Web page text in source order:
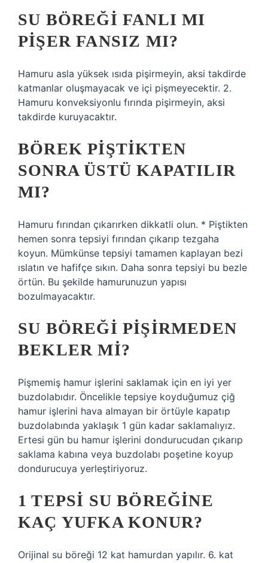
SU BÖREĞI FANLI MI
PIŞER FANSIZ MI?
Hamuru asla yüksek ısıda pişirmeyin, aksi takdirde
katmanlar oluşmayacak ve içi pişmeyecektir. 2.
Hamuru konveksiyonlu fırında pişirmeyin, aksi
takdirde kuruyacaktır.
BÖREK PIŞTIKTEN
SONRA ÜSTÜ KAPATILIR
MI?
Hamuru fırından çıkarırken dikkatli olun. * Piştikten
hemen sonra tepsiyi fırından çıkarıp tezgaha
koyun. Mümkünse tepsiyi tamamen kaplayan bezi
ıslatın ve hafifçe sıkın. Daha sonra tepsiyi bu bezle
örtün. Bu şekilde hamurunuzun yapısı
bozulmayacaktır.
SU BÖREĞI PIŞIRMEDEN
BEKLER MI?
Pişmemiş hamur işlerini saklamak için en iyi yer
buzdolabıdır. Öncelikle tepsiye koyduğumuz çiğ
hamur işlerini hava almayan bir örtüyle kapatıp
buzdolabında yaklaşık 1 gün kadar saklamalıyız.
Ertesi gün bu hamur işlerini dondurucudan çıkarıp
saklama kabına veya buzdolabı poşetine koyup
dondurucuya yerleştiriyoruz.
1 TEPSI SU BÖREĞINE
KAÇ YUFKA KONUR?
Orijinal su böreği 12 kat hamurdan yapılır. 6. kat